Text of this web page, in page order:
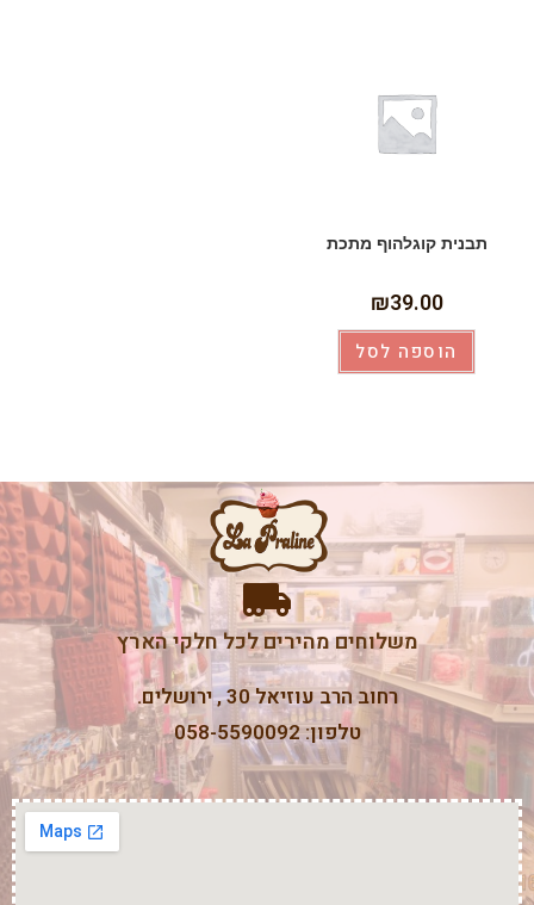
תבנית קוגלהוף מתכת
₪39.00
הוספה לסל
משלוחים מהירים לכל חלקי הארץ
רחוב הרב עוזיאל 30 , ירושלים.
טלפון: 058-5590092